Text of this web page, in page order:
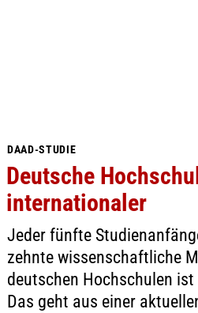
DAAD-STUDIE
Deutsche
internationaler
Jeder fünfte
zehnte wissenschaftliche
deutschen Hochschulen
Das geht aus einer